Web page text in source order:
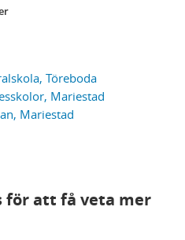
Töreboda
Mariestad
Mariestad
för att få veta mer